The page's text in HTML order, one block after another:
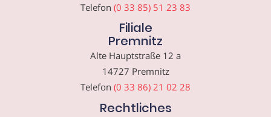
Telefon (0 33 85) 51 23 83
Filiale
Premnitz
Alte Hauptstraße 12 a
14727 Premnitz
Telefon (0 33 86) 21 02 28
Rechtliches